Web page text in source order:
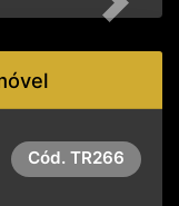
Next
Cód. TR266